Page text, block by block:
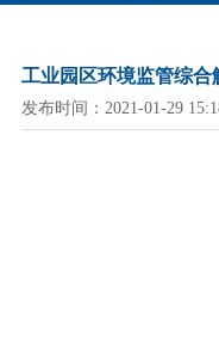
工业园区环境监管综合
发布时间：2021-01-29